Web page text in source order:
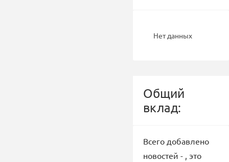
Нет данных
Общий
вклад:
Всего добавлено
новостей - , это